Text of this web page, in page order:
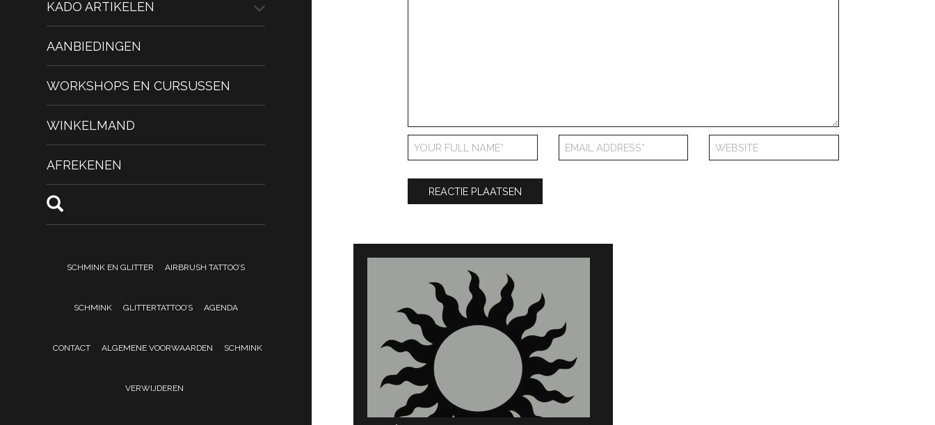
KADO ARTIKELEN
AANBIEDINGEN
WORKSHOPS EN CURSUSSEN
WINKELMAND
AFREKENEN
SCHMINK EN GLITTER AIRBRUSH TATTOO’S
SCHMINK GLITTERTATTOO’S AGENDA
CONTACT ALGEMENE VOORWAARDEN SCHMINK
VERWIJDEREN
Bericht
navigatie